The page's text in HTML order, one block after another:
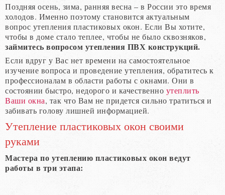
Поздняя осень, зима, ранняя весна – в России это время
холодов. Именно поэтому становится актуальным
вопрос утепления пластиковых окон. Если Вы хотите,
чтобы в доме стало теплее, чтобы не было сквозняков,
займитесь вопросом утепления ПВХ конструкций.
Если вдруг у Вас нет времени на самостоятельное
изучение вопроса и проведение утепления, обратитесь к
профессионалам в области работы с окнами. Они в
состоянии быстро, недорого и качественно утеплить
Ваши окна, так что Вам не придется сильно тратиться и
забивать голову лишней информацией.
Утепление пластиковых окон своими
руками
Мастера по утеплению пластиковых окон ведут
работы в три этапа: